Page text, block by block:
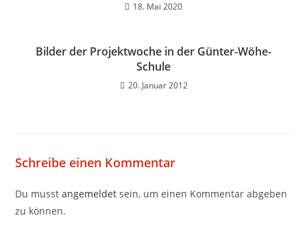
18. Mai 2020
Bilder der Projektwoche in der Günter-Wöhe-
Schule
20. Januar 2012
Schreibe einen Kommentar
Du musstangemeldet sein, um einen Kommentar abgeben
zu können.